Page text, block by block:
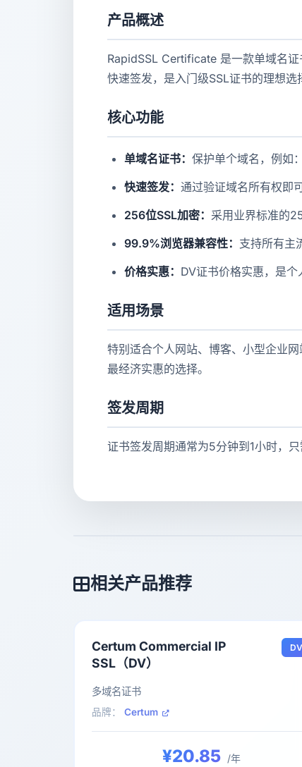
产品概述
RapidSSL Certificate 是一款单域名
快速签发，是入门级SSL证书的理想选
核心功能
单域名证书： 保护单个域名，例如
快速签发： 通过验证域名所有权即
256位SSL加密： 采用业界标准的
99.9%浏览器兼容性： 支持所有主
价格实惠： DV证书价格实惠，是
适用场景
特别适合个人网站、博客、小型企业
最经济实惠的选择。
签发周期
证书签发周期通常为5分钟到1小时，
相关产品推荐
Certum Commercial IP
SSL（DV）
DV
多域名证书
品牌： Certum
¥20.85 /年